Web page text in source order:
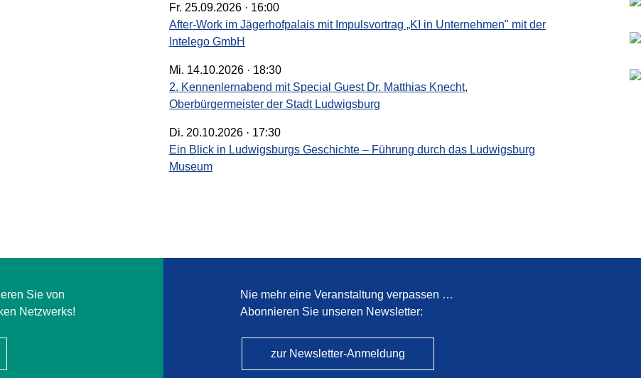
Fr. 25.09.2026 · 16:00
After-Work im Jägerhofpalais mit Impulsvortrag „KI in Unternehmen" mit der
Intelego GmbH
Mi. 14.10.2026 · 18:30
2. Kennenlernabend mit Special Guest Dr. Matthias Knecht,
Oberbürgermeister der Stadt Ludwigsburg
Di. 20.10.2026 · 17:30
Ein Blick in Ludwigsburgs Geschichte – Führung durch das Ludwigsburg
Museum
Sie von
Netzwerks!
Nie mehr eine Veranstaltung verpassen …
Abonnieren Sie unseren Newsletter:
zur Newsletter-Anmeldung